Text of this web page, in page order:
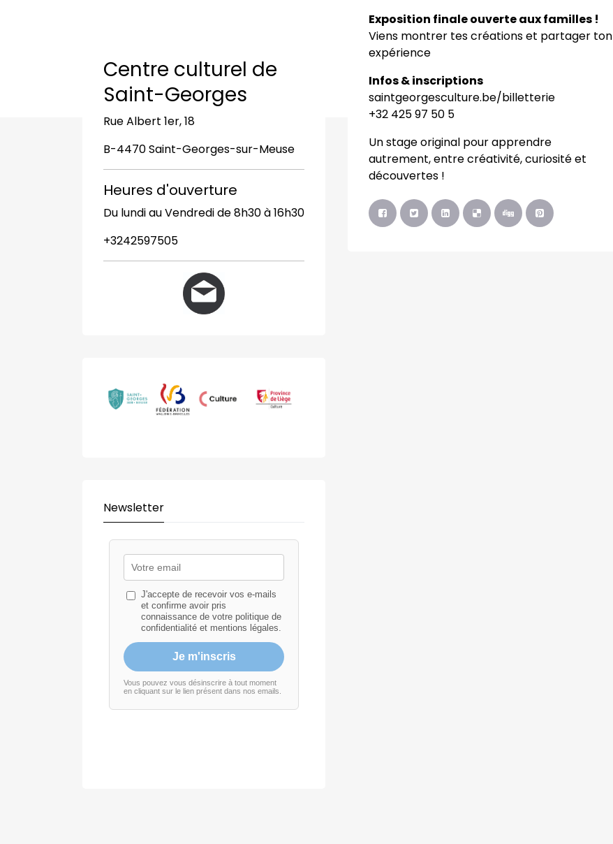
Exposition finale ouverte aux familles !
Viens montrer tes créations et partager ton
expérience
Infos & inscriptions
saintgeorgesculture.be/billetterie
+32 425 97 50 5
Un stage original pour apprendre
autrement, entre créativité, curiosité et
découvertes !
Centre culturel de
Saint-Georges
Rue Albert 1er, 18
B-4470 Saint-Georges-sur-Meuse
Heures d'ouverture
Du lundi au Vendredi de 8h30 à 16h30
+3242597505
Newsletter